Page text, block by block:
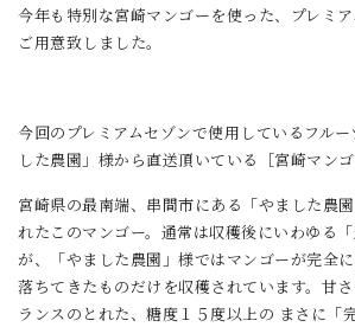
今年も特別な宮崎マンゴーを使った、プレミ
ご用意致しました。
今回のプレミアムセゾンで使用しているフル
した農園」様から直送頂いている［宮崎マンゴ
宮崎県の最南端、串間市にある「やました農
れたこのマンゴー。通常は収穫後にいわゆる
が、「やました農園」様ではマンゴーが完全
落ちてきたものだけを収穫されています。甘
ランスのとれた、糖度１５度以上の まさに「